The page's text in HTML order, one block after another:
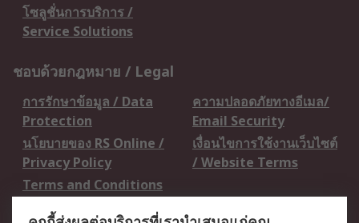
โซลูชั่นการบริการ /
Service Solutions
ชอบด้วยกฎหมาย / Legal
การรักษาข้อมูล / Data
Protection
ความปลอดภัยทางอีเมล/
Email Security
นโยบายของ RS Online /
Privacy Policy
เงื่อนไขการใช้งานเว็บไซต์
/ Website Terms
Terms and Conditions